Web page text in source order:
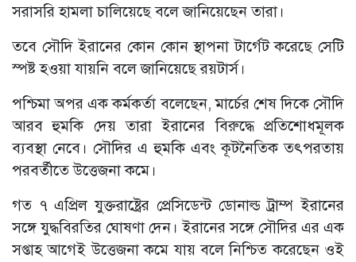
সরাসরি হামলা চালিয়েছে বলে জানিয়েছেন তারা।
তবে সৌদি ইরানের কোন কোন স্থাপনা টার্গেট করেছে সেটি
স্পষ্ট হওয়া যায়নি বলে জানিয়েছে রয়টার্স।
পশ্চিমা অপর এক কর্মকর্তা বলেছেন, মার্চের শেষ দিকে সৌদি
আরব হুমকি দেয় তারা ইরানের বিরুদ্ধে প্রতিশোধমূলক
ব্যবস্থা নেবে। সৌদির এ হুমকি এবং কূটনৈতিক তৎপরতায়
পরবর্তীতে উত্তেজনা কমে।
গত ৭ এপ্রিল যুক্তরাষ্ট্রের প্রেসিডেন্ট ডোনাল্ড ট্রাম্প ইরানের
সঙ্গে যুদ্ধবিরতির ঘোষণা দেন। ইরানের সঙ্গে সৌদির এর এক
সপ্তাহ আগেই উত্তেজনা কমে যায় বলে নিশ্চিত করেছেন ওই